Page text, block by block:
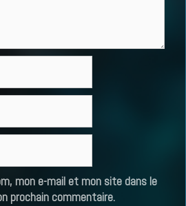
mon e-mail et mon site dans le
prochain commentaire.